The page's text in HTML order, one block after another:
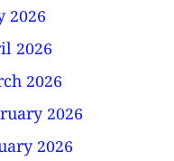
2026
2026
2026
2026
2026